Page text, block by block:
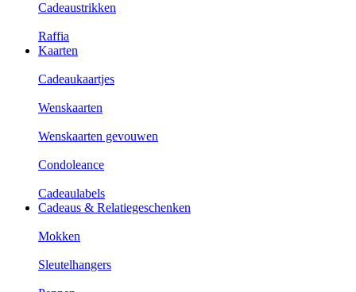
Cadeaustrikken
Raffia
Kaarten
Cadeaukaartjes
Wenskaarten
Wenskaarten gevouwen
Condoleance
Cadeaulabels
Cadeaus & Relatiegeschenken
Mokken
Sleutelhangers